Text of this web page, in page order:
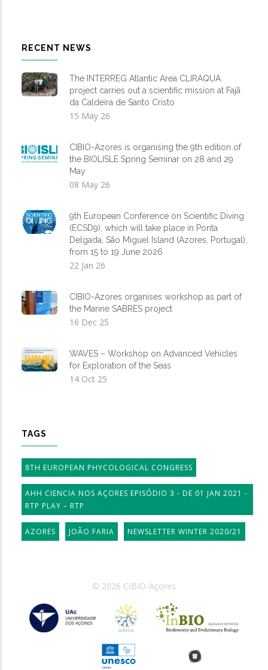
RECENT NEWS
The INTERREG Atlantic Area CLIRAQUA
project carries out a scientific mission at Fajã
da Caldeira de Santo Cristo
15 May 26
CIBIO-Azores is organising the 9th edition of
the BIOLISLE Spring Seminar on 28 and 29
May
08 May 26
9th European Conference on Scientific Diving
(ECSD9), which will take place in Ponta
Delgada, São Miguel Island (Azores, Portugal),
from 15 to 19 June 2026
22 Jan 26
CIBIO-Azores organises workshop as part of
the Marine SABRES project
16 Dec 25
WAVES – Workshop on Advanced Vehicles
for Exploration of the Seas
14 Oct 25
TAGS
8TH EUROPEAN PHYCOLOGICAL CONGRESS
AHH CIENCIA NOS AÇORES EPISÓDIO 3 - DE 01 JAN 2021 -
RTP PLAY – RTP
AZORES JOÃO FARIA NEWSLETTER WINTER 2020/21
© 2026 CIBIO-Açores